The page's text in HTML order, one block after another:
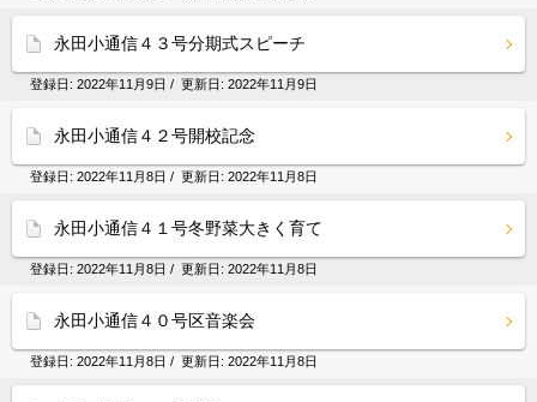
永田小通信４３号分期式スピーチ
登録日: 2022年11月9日 / 更新日: 2022年11月9日
永田小通信４２号開校記念
登録日: 2022年11月8日 / 更新日: 2022年11月8日
永田小通信４１号冬野菜大きく育て
登録日: 2022年11月8日 / 更新日: 2022年11月8日
永田小通信４０号区音楽会
登録日: 2022年11月8日 / 更新日: 2022年11月8日